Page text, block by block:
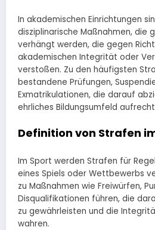
In akademischen Einrichtungen
disziplinarische Maßnahmen, die
verhängt werden, die gegen
akademischen Integrität oder
verstoßen. Zu den häufigsten
bestandene Prüfungen,
Exmatrikulationen, die darauf
ehrliches Bildungsumfeld
Definition von Strafen
Im Sport werden Strafen für
eines Spiels oder Wettbewerbs
zu Maßnahmen wie Freiwürfen,
Disqualifikationen führen, die
zu gewährleisten und die
wahren.